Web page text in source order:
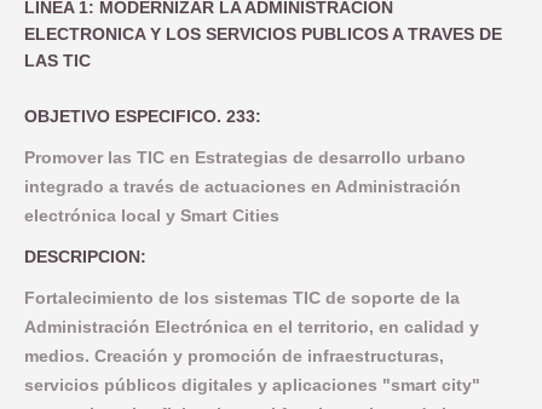
PLAN IMPLEMENTACIÓN
OBJETIVO TEMATICO 2
LINEA 2: INFRAESTRUCTURA Y FOMENTO DE LA MOVILIDAD
OBJETIVO TEMATICO 6
LINEA 5: REGENERACION DE AREAS DEGRADADAS, ZONAS
OBJETIVO TEMATICO 99
LINEA 7: GESTION EDUSI
LINEA 8: COMUNICACION EDUSI
NORMATIVA
CONVOCATORIAS
OBJETIVOS
COMUNICACIÓN
NOTICIAS
CONTACTO
COMPROMISO ANTIFRAUDE
DECLARACIÓN INSTITUCIONAL ANTIFRAUDE
CÓDIGO DE CONDUCTA
CANAL DE DENUNCIAS
LINEA 1: MODERNIZAR LA ADMINISTRACION
ELECTRONICA Y LOS SERVICIOS PUBLICOS A TRAVES DE
LAS TIC
OBJETIVO ESPECIFICO. 233:
Promover las TIC en Estrategias de desarrollo urbano
integrado a través de actuaciones en Administración
electrónica local y Smart Cities
DESCRIPCION:
Fortalecimiento de los sistemas TIC de soporte de la
Administración Electrónica en el territorio, en calidad y
medios. Creación y promoción de infraestructuras,
servicios públicos digitales y aplicaciones "smart city"
Aviso Legal Accesibilidad Mapa web Privacidad Cookies Contacto